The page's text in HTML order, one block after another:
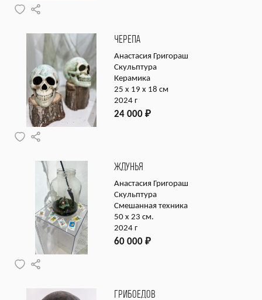
ЧЕРЕПА
Анастасия Григораш
Скульптура
Керамика
25 х 19 х 18 см
2024 г
24 000 ₽
ЖДУНЬЯ
Анастасия Григораш
Скульптура
Смешанная техника
50 х 23 см.
2024 г
60 000 ₽
ГРИБОЕДОВ